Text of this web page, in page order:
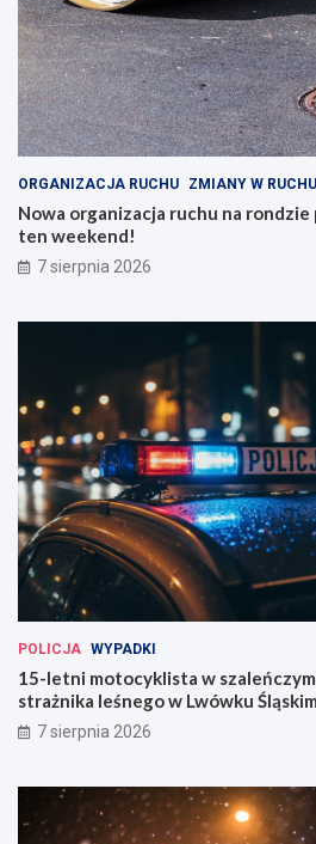
ORGANIZACJA RUCHU ZMIANY W RUCHU
Nowa organizacja ruchu na
ten weekend!
7 sierpnia 2026
POLICJA WYPADKI
15-letni motocyklista w
strażnika leśnego w Lwówku Śląskim
7 sierpnia 2026